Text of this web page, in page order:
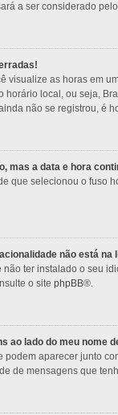
a ser considerado
visualize as horas em
horário local, ou seja,
não se registrou, é
mas a data e hora
que selecionou o fuso
não está na
não ter instalado o seu
o site phpBB®.
ao lado do meu nome
podem aparecer junto
de mensagens que